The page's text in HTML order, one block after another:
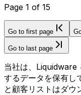
Page 1 of 15
Go to first page
Go to last page
当社は、Liquidware
するデータを保有し
と顧客リストはダウ